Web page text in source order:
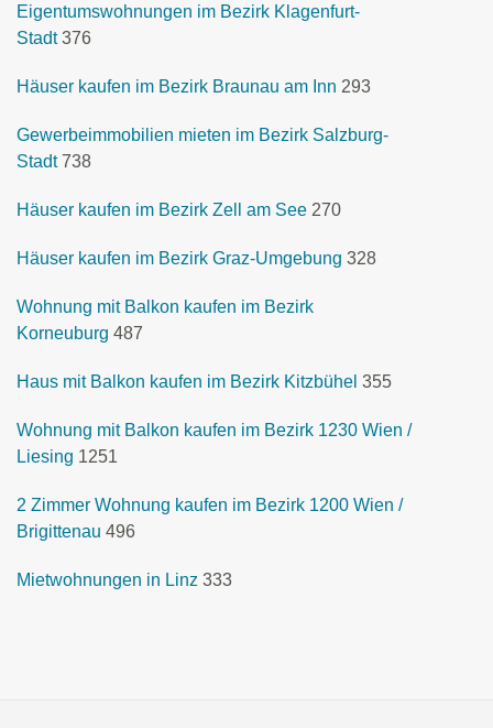
Eigentumswohnungen im Bezirk Klagenfurt-
Stadt 376
Häuser kaufen im Bezirk Braunau am Inn 293
Gewerbeimmobilien mieten im Bezirk Salzburg-
Stadt 738
Häuser kaufen im Bezirk Zell am See 270
Häuser kaufen im Bezirk Graz-Umgebung 328
Wohnung mit Balkon kaufen im Bezirk
Korneuburg 487
Haus mit Balkon kaufen im Bezirk Kitzbühel 355
Wohnung mit Balkon kaufen im Bezirk 1230 Wien /
Liesing 1251
2 Zimmer Wohnung kaufen im Bezirk 1200 Wien /
Brigittenau 496
Mietwohnungen in Linz 333